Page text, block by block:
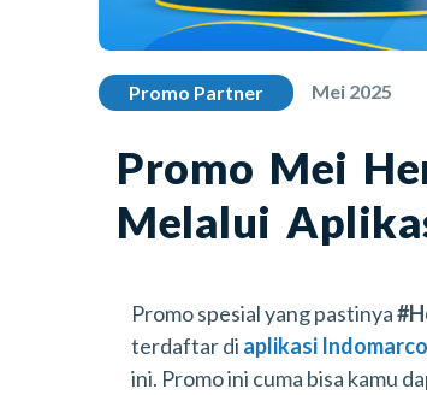
Promo Partner Mei 2025
Promo Mei
Melalui
Promo spesial yang pastinya
terdaftar di aplikasi Indomarco
ini. Promo ini cuma bisa kamu